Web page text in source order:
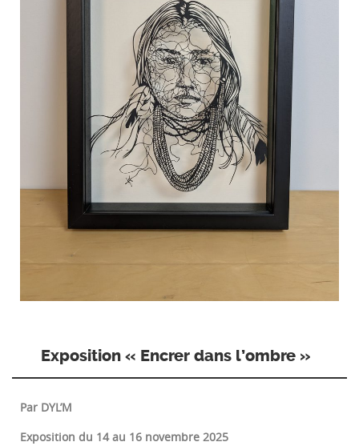
Exposition « Encrer dans l’ombre »
Par DYL’M
Exposition du 14 au 16 novembre 2025